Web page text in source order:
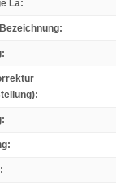
La:
:
:
:
:
:
: